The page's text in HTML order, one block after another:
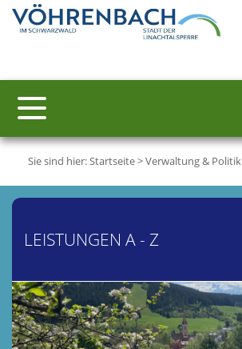
Sie sind hier:Startseite>Verwaltung & Politik
LEISTUNGEN A - Z